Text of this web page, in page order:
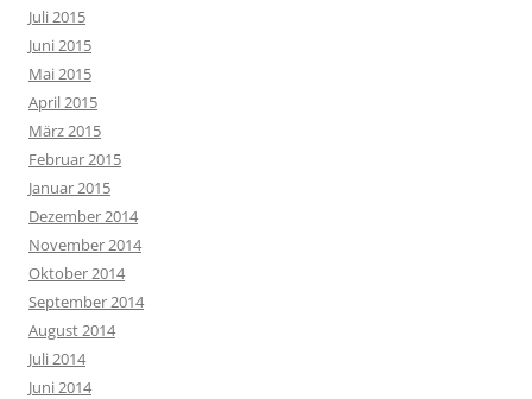
Juli 2015
Juni 2015
Mai 2015
April 2015
März 2015
Februar 2015
Januar 2015
Dezember 2014
November 2014
Oktober 2014
September 2014
August 2014
Juli 2014
Juni 2014